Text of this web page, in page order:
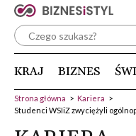
KRAJ BIZNES
Strona główna > Kariera >
Studenci WSIiZ zwyciężyli